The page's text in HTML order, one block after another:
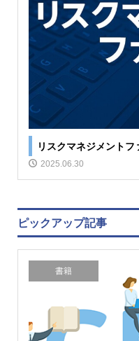
リスクマネジメント
2025.06.30
ピックアップ記事
書籍